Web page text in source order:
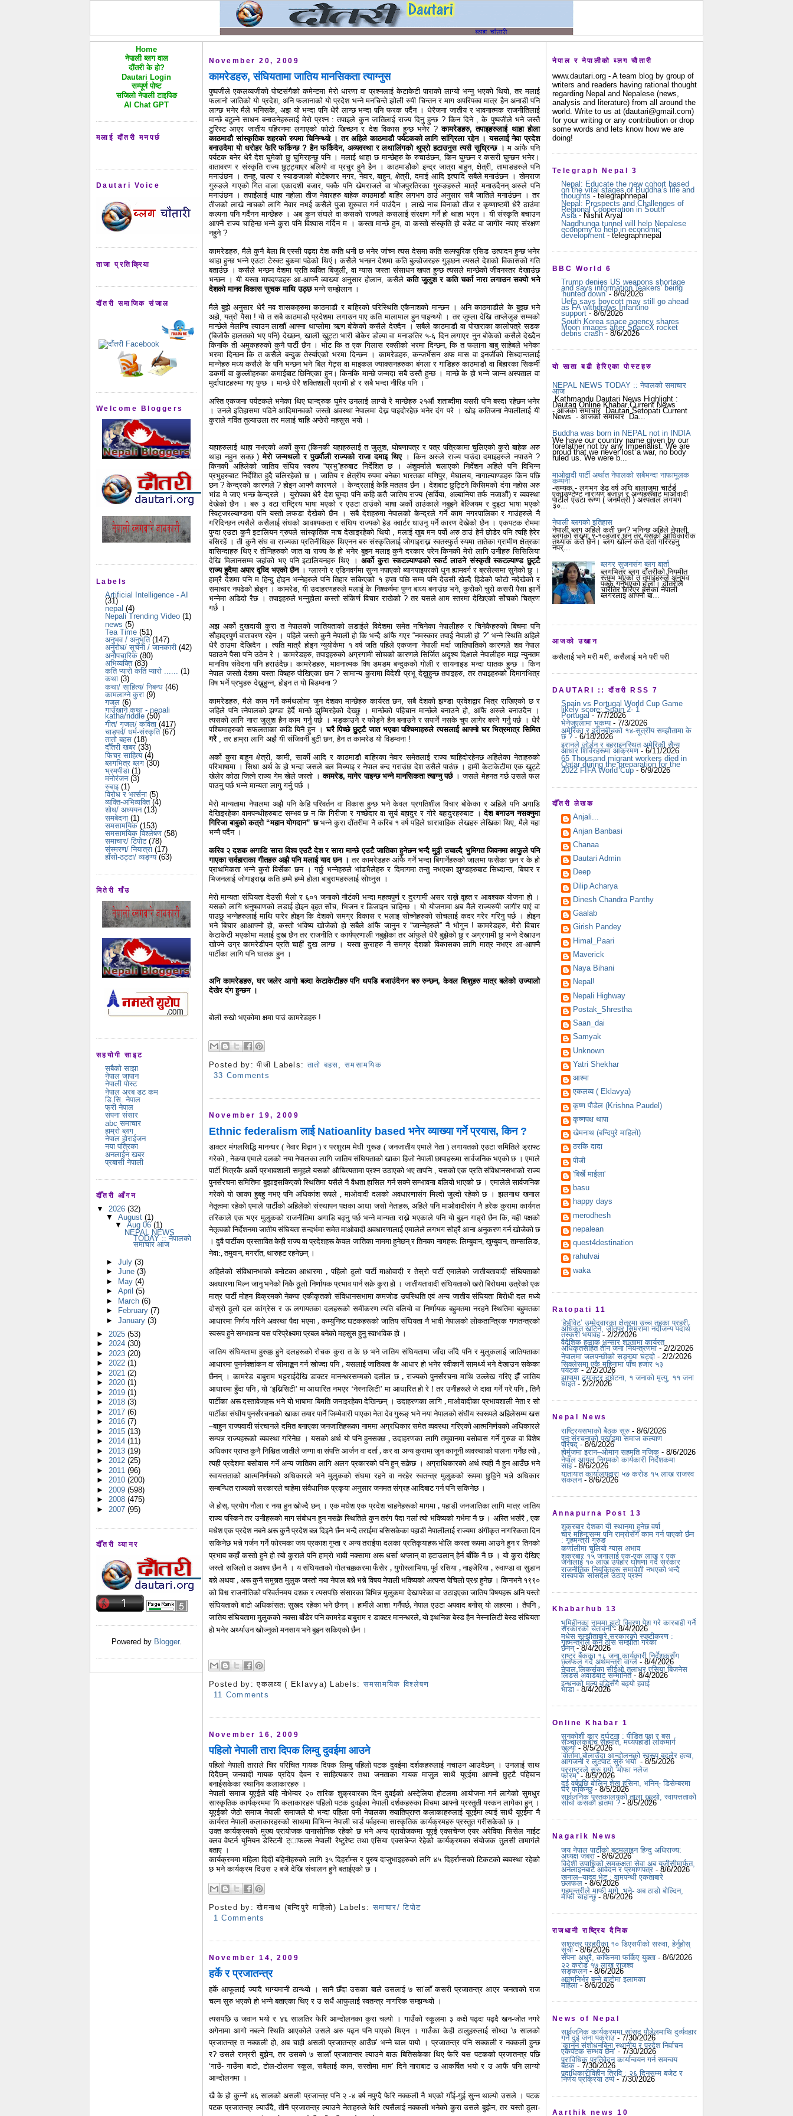
Home
नेपाली ब्लग वाल
दौंतरी के हो?
Dautari Login
सम्पूर्ण पोष्ट
सजिलो नेपाली टाइपिङ
AI Chat GPT
मलाई दौंतरी मनपर्छ
Dautari Voice
ताजा प्रतिक्रिया
दौंतरी समाजिक संजाल
Welcome Bloggers
Labels
Artificial Intelligence - AI
(31)
nepal (4)
Nepali Trending Video (1)
news (5)
Tea Time (51)
अनुभव / अनुभूति (147)
अनुरोध/ सूचना / जानकारी (42)
अनौपचारिक (80)
अभिव्यक्ति (83)
कति प्यारो कति प्यारो ...... (1)
कथा (3)
कथा/ साहित्य/ निबन्ध (46)
कामलाग्ने कुरा (9)
गजल (6)
गाउँखाने कथा - nepali
katha/riddle (50)
गीत/ गजल/ कविता (417)
चाडपर्व/ धर्म-संस्कृति (67)
तातो बहस (18)
दौँतरी खबर (33)
फिचर साहित्य (4)
ब्लगभित्र ब्लग (30)
भ्रमपीडा (1)
मनोरंजन (3)
रुबाइ (1)
विरोध र भर्त्सना (5)
व्यक्ति-अभिव्यक्ति (4)
शोध/ अध्ययन (13)
समबेदना (1)
समसामयिक (153)
समसामयिक विश्लेषण (58)
समाचार/ टिपोट (78)
संस्मरण/ नियात्रा (17)
हाँसो-ठट्टा/ व्यङ्ग्य (63)
मितेरी गाँउ
सहयोगी साइट
सबैको साझा
नेपाल जापान
नेपाली पोस्ट
नेपाल अरब डट कम
डि.सि. नेपाल
फ्री नेपाल
सपना संसार
abc समाचार
हाम्रो ब्लग
नेपाल होराईजन
नया पत्रिका
अनलाईन खबर
प्रबासी नेपाली
दौँतरी आँगन
▼ 2026 (32)
▼ August (1)
▼Aug 06(1)
NEPAL NEWS
TODAY :: नेपालको
समाचार आज
► July (3)
► June (3)
► May (4)
► April (5)
► March (6)
►
February (7)
► January (3)
► 2025 (53)
► 2024 (30)
► 2023 (20)
► 2022 (1)
► 2021 (2)
► 2020 (1)
► 2019 (1)
► 2018 (3)
► 2017 (6)
► 2016 (7)
► 2015 (13)
► 2014 (11)
► 2013 (19)
► 2012 (25)
► 2011 (96)
► 2010 (200)
► 2009 (598)
► 2008 (475)
► 2007 (95)
दौँतरी व्यानर
Powered by Blogger.
November 20, 2009
कामरेडहरु, संघियतामा जातिय मानसिकता त्याग्नुस
पुष्पजीले एकलव्यजीको पोष्टसंगैको कमेन्टमा मेरो धारणा वा प्रश्नलाई केटाकेटी पाराको लाग्यो भन्नु भएको थियो, तर मलाई
फलानो जातिको यो प्रदेश, अनि फलानाको यो प्रदेश भन्ने मनचिन्ते झोली रुपी चिन्तन र माग अपरिपक्व मात्र हैन अनाडी पनि
लाग्छ भनेर मैले भनिसके, अझ यो भन्दा पनि धेरै लाग्छ भन्दा पनि फरक पर्दैन । धेरैजना जातीय र भावनात्मक राजनीतिलाई
मान्छे बटुल्ने साधन बनाउनेहरुलाई मेरो प्रश्न : तपाइले कुन जातिलाई राज्य दिनु हुन्छ ? किन दिने , के पुष्पजीले भने जस्तै
टुरिस्ट आएर जातीय पहिरनमा लगाएको फोटो खिच्छन र देश विकास हुन्छ भनेर ?कामरेडहरु, तपाइहरुलाई थाहा होला
काठमाडौ सांस्कृतिक शहरको रुपमा चिनिन्थ्यो । तर अहिले काठमाडौ पर्यटकको लागि सांग्रिला रहेन । यसलाई नेवा प्रदेश
बनाउदैमा यो धरोहर फेरि फर्किन्छ ? हैन फर्किदैन, अव्यवस्था र लथालिंगको थुप्रो हटाउनुस त्यसै सुध्रिन्छ । म आंफै पनि
पर्यटक बनेर धेरै देश घुमेको छु घुमिरहन्छु पनि । मलाई थाहा छ मान्छेहरु के रुचाउंछन, किन घुम्छन र कसरी घुम्छन भनेर।
वातावरण र संस्कृति राज्य छुट्ट्याएर बलियो वा प्रचुर हुने हैन । काठमाडौको इन्द्र जात्रा बाहुन, क्षेत्री, तामाङहरुले पनि
मनाउंछन । तनहु, पाल्पा र स्याङजाको बोटेबजार मगर, नेवार, बाहुन, क्षेत्री, दमाई आदि इत्यादि सबैले मनाउंछन । खेमराज
गुरुङले गाएको गित वाला एकादशी बजार, पक्कै पनि खेमराजले वा भोजपुरतिरका गुरुङहरुले मात्रै मनाउदैनन् अरुले पनि
मनाउंछन । तपाईंलाई थाहा नहोला तीज नेवारहरु बाहेक काठमाडौ बाहिर लगभग ठाउं अनुसार सबै जातिले मनाउंछन । तर
तीजको लाखे नाचको लागि नेवार नभई कसैले पुजा शुरुवात गर्न पाउंदैन । लाखे नाच विनाको तीज र कृष्णाष्टमी धेरै ठाउंमा
कल्पना पनि गर्दैनन मान्छेहरु । अब कुन संघले वा कसको राज्यले कसलाई संरक्षण गर्ने हो थाहा भएन । यी संस्कृति बचाउन
आफ्नै राज्य चाहिन्छ भन्ने कुरा पनि विश्वास गर्दिन म । कस्ता मान्छे हुन, वा कस्तो संस्कृति हो बजेट वा जागीर नपाए संरक्षण
नहुने ?
कामरेडहरु, मैले कुनै बेला बि एस्सी पढ्दा देश कति धनी छ भनेर जांच्न त्यस देसमा कति सल्फ्युरिक एसिड उत्पादन हुन्छ भनेर
थाहा हुन्छ भन्ने एउटा टेस्क्ट बुकमा पढेको थिएं। कसैले भन्छन देशमा कति बुल्डोजरहरु गुड्छन त्यसले देशको विकासको गति
बताउंछ । कसैले भन्छन देशमा प्रति व्यक्ति बिजुली, वा ग्यास जस्ता संसाधन खपत हुन्छ त्यसले मान्छेको जीवनस्तर देखाउंछ
भन्छन । यी यस्ता मापदण्डहरु आ-आफ्नै व्याख्या अनुसार होलान, कसैलेकति जुलुश र कति चर्का नारा लगाउन सक्यो भने
देशको मानव विकास सुचक माथि उठ्छ भन्ने सम्झेलान ।
मैले बुझे अनुसार धेरै नव शासकहरुमा काठमाडौ र बाहिरको परिस्थिति एकैनाशको मान्छन । अनि काठमाडौले के बुझ्छ भने
अहो, यत्रो पैसा ! यो त सबै काठमाडौ प्रदेशमा लगाउन पाए कति मालामाल हुन पाइन्थ्यो । तर जुम्ला देखि ताप्लेजुङ सम्मको
मान्छेले मेलम्चि ल्याउन लाखौं आफ्ना थाप्लोमा ऋण बोकेको कसैले देख्दैन । सबैले काठमाडौ वा पोखराका कालोपत्रे सडक
(बिजोकै हालतको भए पनि) देख्छन, खाली खुट्टा भारी बोकेर डोल्पा वा मनाङतिर ५-६ दिन लगाएर नुन बोकेको कसैले देख्दैन
किनकि ती अमुकहरुको कुनै पार्टी छैन । भोट कि त एक गिलास रक्सीको भरमा दिन्छन, कि त फलाना बाबु साहेबले भनेका
भरमा दिन्छन कि त कसैले बन्दुक तेर्स्याएको भरमा दिन्छन । कामरेडहरु, कन्जर्भेसन अफ मास वा इनर्जीको सिध्दान्तलाई
मान्नेहरु मध्य कसैले के पनि भन्छन भने बिल गेट्स वा माइकल ज्याक्सनहरुका बंगला र गाडिहरु काठमाडौ वा बिहारका सिकर्मी
डकर्मी वा कुल्लीहरुका कमाईबाट छिनिएका हुन। किनकि मान्छे जन्मदा सबै उस्तै हुन्छ । मान्छे के हो भन्ने जान्न अस्पताल वा
मुर्दाघाटहरुमा गए पुग्छ । मान्छे धेरै शक्तिशाली प्राणी हो र सबै भन्दा नीरिह पनि ।
अस्ति एकजना पर्यटकले भनेका थिए घान्द्रुक घुमेर उनलाई लाग्यो रे मान्छेहरु २१औं शताब्दीमा यसरी पनि बस्दा रहेछन भनेर
। उनले इतिहासमा पढिने आदिमानवको जस्तो अवस्था नेपालमा देख्न पाइदोरहेछ भनेर दंग परे । खोइ कतिजना नेपालीलाई यी
कुराले गर्वित तुल्याउला तर मलाई चाहि अप्ठेरो महसुस भयो ।
यहाहरुलाई थाहा नभएको अर्को कुरा (किनकी यहाहरुलाई त जुलुश, घोषणापत्र र पत्र पत्रिकामा चुलिएको कुरो बाहेक अरु
थाहा नहुन सक्छ )मेरो जन्मथलो र पुर्ख्यौली राज्यको राजा दमाइ थिए। किन अरुले राज्य पाउंदा दमाइहरुले नपाउने ?
किनकी अहिलेको जातिय संघिय स्वरुप “प्रभु”हरुबाट निर्देशित छ । अंशुवर्माले चलाएको निर्देशन अहिले पनि विभिन्न
प्रभुहरुबाट निर्देशित हुदै चलिरहेको छ । जातिय र क्षेत्रीय रुपमा बनेका भारतका मणिपुर, मेघालय, नागाल्याण्डहरु किन पछि
छन ? केन्द्रको कारणले ? होइन आफ्नै कारणले । केन्द्रलाई केहि मतलव छैन । देशबाट छुट्टिने किसिमको दंगा नहोस अरु
भांड मे जाए भन्छ केन्द्रले । युरोपका धेरै देश घुम्दा पनि कहि कतै जातिय राज्य (सर्विया, अल्बानिया तर्फ नजाऔं) र व्यवस्था
देखेको छैन । बरु ३ वटा राष्ट्रिय भाषा भएको र एउटा ठाउंको भाषा अर्को ठाउंकाले नबुझ्ने बेल्जियम र दुइटा भाषा भएको
स्विट्जरल्याण्डमा पनि यस्तो लफडा देखेको छैन । सबै देशहरुमा नेपालको केन्द्रले गर्ने काम नगरपालिका र गाउंहरुले नै
गरिदिन्छन त्यसैले कसैलाई संघको आवश्यकता र संघिय राज्यको हेड क्वार्टर धाउनु पर्ने कारण देखेको छैन । एकपटक रोममा
पुग्दा एउटा कुनै इटालियन ग्रुपले सांस्कृतिक नाच देखाइरहेको थियो , मलाई खुब मन पर्यो अरु ठाउं हेर्न छोडेर पनि त्यहि हेरेर
बसिरहें । ती कुनै संघ वा राज्यका प्रतिनीधिहरु थिएनन बरु संस्कृतिलाई जोगाइराख्न स्वतस्फुर्त रुपमा तातेका ग्रामीण क्षेत्रका
वासिन्दाहरु थिए र तीनिहरुको जात या राज्य के हो भनेर बुझ्न मलाइ कुनै दरकार परेन किनकी मेरो लागि उनीहरु सिसिलिया
देखि मिलानसम्म जहांको भए पनि इटालियनहरु थिए ।अर्को कुरा स्कटल्याण्डको स्कर्ट लाउने संस्कृती स्कटल्याण्ड छुट्टै
राज्य हुदैमा अपार वृध्दि भएको छैन। ग्लास्गो र एडिनवर्गमा सुन्न नपाएको ब्यागपाइपरको धुन ह्यामवर्ग र ब्रसेल्समा सुनेको छु ।
हाम्रै देशमा पनि म हिन्दु होइन भन्नेहरुले पनि तिहार सकिएको १ हप्ता पछि सम्म पनि देउसी खेल्दै हिडेको फोटो नदेखेको र
समाचार नपढेको होइन । कामरेड, यी उदाहरणहरुले मलाई के निश्कर्षमा पुग्न बाध्य बनाउंछ भने, कुरोको चुरो कसरी पैसा झार्ने
भन्नेमा अडिदो रैछ । तपाइहरुले भन्नुहोला कस्तो संकिर्ण विचार राखेको ? तर यसले आम स्तरमा देखिएको सोंचको चित्रण
गर्छ ।
अझ अर्को दुखदायी कुरा त नेपालको जातियताको लडाईले विदेशमा समेत नचिनेका नेपालीहरु र चिनेकैहरुको बिचमा पनि
सौहाद्रपुर्ण वातावरण रहेन । पहिले जस्तो कुनै नेपाली हो कि भन्दै आंफै गएर “नमस्कार तपाई नेपाली हो ?” भन्ने स्थिति अहिले
धेरै ठाउमा देखिदैन । त्यति मात्रै होइन न्युयोर्कमा १ वर्ष जति पहिले एकजना नेपाली मर्दा जातिपातिको कारणले शव नेपाल
पठाउने पैसा पनि उठेन रे । कामरेडहरु, तपाइहरुको अग्रगामी सोचको कारणले सिर्जित अदृश्य दिक्षाले नेपालीहरु माझ न्युनतम
मानविय संवेदना पनि हराउंदैछ। कामरेडहरु, भावनात्मक विष डमडम बन्दुकको गोली र सायनाइड भन्दा घातक हुन्छ । किन
नेपाल जस्तो देशमा यस्ता विषहरु पोखिएका छन ? सामान्य कुरामा विदेशी प्रभू देख्नुहुन्छ तपाइहरु, तर तपाइहरुको दिमागभित्र
विष भर्ने प्रभुहरु देख्नुहुन्न, होइन त यो बिडम्वना ?
कामरेडहरु, मैले काम गर्ने कर्मथलोमा जुन देशका मान्छेहरु कार्यरत छन, सबै देशको झण्डा प्रवेशद्वार भित्र राखिएको छ र
जहिले पनि त्नेपालको झण्डा हेर्दै मान्छे झुम्मिरहेको देख्छु । मान्छेको पहिचान मान्छेले बनाउने हो, आंफै अरुले बनाउदैन ।
त्यसको लागि नारा जुलुश हैन काम गर्नु पर्छ । भड्काउने र फोड्ने हैन बनाउने र सपार्ने नसके चुप लागेर बस्ने गर्नु पर्छ । धेरै
पश्चिमाहरुको सफलताका कडि यिनै हुन ।घरै पिच्छे छुट्टै जात भएका पश्चिमाहरुले त्यसलाई आफ्नो घर भित्रमात्र सिमित
गरे, तर हाम्रा लागि अझै यी संजिवनी बुटी छन, हैन त कामरेड यो विडम्वना !
अर्को कुरा बाहुन क्षेत्री, कामी, सार्की आदि र काठमाडौ बाहिरका नेवार समेतलाई राज्य चाहिदोरहेनछ अहिलेका नेताहरुको
परिभाषामा । सिधा अर्थ के हो भन्दा जसले बल मिच्याइ र नेपाल बन्द गराउंछ देश उसैले पाउंछ । हामी केटाकेटीमा एक खुट्टे
खेलेर कोठा जित्ने राज्य गेम खेले जस्तो ।कामरेड, मागेर पाइन्छ भन्ने मानसिकता त्याग्नु पर्छ। जसले मेहनत गर्छ उसले फल
पाउनु पर्छ भन्ने मान्यता लागु गर्नु पर्छ ।
मेरो मान्यतामा नेपालमा अझै पनि केहि परिवर्तन वा विकास हुन्छ भने केवल प्रगतिशील विचार बोकेका र अहिले पनि अगाडि
देखिइरहेका वामपन्थीहरुबाट सम्भव छ न कि गिरीजा र गच्छेदार वा सुर्य बहादुर र गोरे बहादुरहरुबाट ।देश बनाउन नसक्नुमा
गिरिजा बाबुको कत्रो “महान योगदान” छभन्ने कुरा दौंतरीमा नै करिब १ वर्ष पहिले धारावाहिक लेखहरु लेखिका थिए, मैले यहा
भन्नै पर्दैन ।
करिव २ दशक अगाडि सारा विश्व एउटै देश र सारा मान्छे एउटै जातिका हुनेछन भन्दै मुठ्ठी उचाल्दै भुमिगत जिवनमा आफुले पनि
गाएका सर्वहाराका गीतहरु अझै पनि मलाई याद छन । तर कामरेडहरु आंफै गर्ने भन्दा बिगार्नेहरुको जालमा फसेका छन र के हो
प्राथमिकता भन्ने कुरो विर्सेका छन । गर्छु भन्नेहरुले भांडभैलेहरु र दिमागमा तन्तु नभएका झुण्डहरुबाट सिध्दान्त, बिचार र
भिजनलाई जोगाइराख्न कति हम्मे हम्मे होला बाबुरामहरुलाई सोध्नुस ।
मेरो मान्यता संघियता देउसी भैलो र ६०१ जनाको नौटंकी भन्दा महत्वपुर्ण र दुरगामी असर राख्ने वृहत र आवश्यक योजना हो ।
यसको लागि धनुषवाणको लडाई होइन वृहत सोंच, भिजन र डिजाइन चाहिन्छ । यो योजनामा अब मैले राज्यरुपी जागीर पाएं वा
पाउछु भन्नेहरुलाई माथि पारेर होइन कि देशको समग्र विकास र भलाइ सोच्नेहरुको सोचलाई कदर गरेर गरिनु पर्छ । होइन
भने बिचार आआफ्नो हो, कस्तो भविष्य खोजेको हो सबैले आंफै जानुन र “जान्नेहरुले” नै भोगुन ! कामरेडहरु, मेरो विचार
केटाकेटी भएकोमा मलाई दुख छैन तर राजनीति र कार्यप्रणाली नबुझेका तर आंफुले धेरै बुझेको छु र अग्रगामी छु भन्ने देखाउन
खोज्ने उग्र कामरेडीपन प्रति चाहीं दुख लाग्छ । यस्ता कुराहरु नै समग्र देशको विकासका लागि मात्र नभएर आ-आफ्नै
पार्टीका लागि पनि घातक हुन ।
अनि कामरेडहरु, घर जलेर आगो बल्दा केटाकेटीहरु पनि थपडि बजाउंदैनन बरु रुन्छन, केवल शिशुहरु मात्र बलेको उज्यालो
देखेर दंग हुन्छन ।
बोली रुखो भएकोमा क्षमा पाउं कामरेडहरु !
Posted by:पीजी Labels:तातो बहस ,समसामयिक
33 Comments
November 19, 2009
Ethnic federalism लाई Natioanlity based भनेर व्याख्या गर्ने प्रयास, किन ?
डाक्टर मंगलसिद्धि मानन्धर ( नेवार विद्वान ) र परशुराम मेघी गुरूङ ( जनजातीय एमाले नेता ) लगायतको एउटा समितिले ड्राफ्ट
गरेको , नेकपा एमाले दलको नया नेपालका लागि जातिय संघियताको खाका हिजो नेपाली छापाहरूमा सार्वजनिक भएको छ । एमाले
पार्टी भित्रकै अर्को प्रभावशाली समूहले यसको औचित्यतामा प्रश्न उठाएको भए तापनि , यसको एक प्रति संविधानसभाको राज्य
पुनर्संरचना समितिमा बुझाइसकिएको स्थितिमा यसैले नै वैधता हासिल गर्न सक्ने सम्भावना बलियो भाएको छ । एमालेले सार्वजनिक
गरेको यो खाका हुबहु नभए पनि अधिकांश रूपले , माओवादी दलको अवधारणासंग मिल्दो जुल्दो रहेको छ । झलनाथ खनाल
नेतृत्वमा रहेको एमाले पार्टीको अहिलेको संस्थापन पक्षका आधा जसो नेताहरू, अहिले पनि माओवादीसंग नै हरेक कुरामा कार्यगत
तरिकाले एक भएर मुलुकको राजनीतिमा अगाडि बढ्नु पर्छ भन्ने मान्यता राख्ने भएकाले पनि यो बुझ्न गाह्रो छैन कि, यही पक्षको
नेतृत्वको निर्देशनमा जातीय संघियता सन्दर्भमा समेत माओवादी अवधारणालाई एमालेले लगभग सोह्रै आना अनुकरण गर्न खोजेको छ
। दुवै पार्टीका प्रस्तावित केही राज्य वा प्रदेशहरू केवल जातिका नाममा हुनेछन् र तिनका नामहरू: लिम्बुवान, खुम्बुवान, ताम्सालिङ,
नेवा:, तमुवान, मगराँत, थारुहट रहनेछन् ।
अहिलेको संविधानभाको बनोटका आधारमा , पहिलो ठूलो पार्टी माओवादी र तेस्रो पार्टी एमालेको जातीयतावादी संघियताको
अवधारणा मिल्न जानु भनेको निकै ठूलो निर्णायक प्रभाव पार्न सक्ने कुरा हो । जातीयतावादी संघियताको खरो बिरोधमा उत्रेको एक
मात्र पार्टी मोहन विक्रमको नेकपा एकीकृतको संविधानसभामा कमजोड उपस्थिति एवं अन्य जातीय संघियता बिरोधी दल मध्ये
दोस्रो ठूलो दल कांग्रेस र ऊ लगायतका दलहरूको समीकरण त्यति बलियो वा निर्णायक बहुमतमा नरहने स्थितिमा बहुमतका
आधारमा निर्णय गरिने अवस्था पैदा भएमा , कम्युनिष्ट घटकहरूको जातिय संघियता नै भावी नेपालको लोकतान्त्रिक गणतन्त्रको
स्वरूप हुने सम्भावना यस परिप्रेक्ष्यमा प्रबल बनेको महसुस हुनु स्वाभविक हो ।
जातिय संघियतामा हुरुक्क हुने दलहरूको रोचक कुरा त के छ भने जातिय संघियतामा जाँदा जाँदै पनि र मुलुकलाई जातियताका
आधारमा पुनर्नक्शांकन वा सीमाङ्कन गर्न खोज्दा पनि , यसलाई जातियता कै आधार हो भनेर स्वीकार्ने सामर्थ्य भने देखाउन सकेका
छैनन् । कामरेड बाबुराम भट्टराईदेखि डाक्टर मानन्धरसम्मको दलील छ , राज्यको पुनर्संरचना माथि उल्लेख गरिए झैँ जातिय
आधारमा हुँदा पनि , यो ‘इथ्निसिटी’ मा आधारित नभएर ‘नेस्नालिटी’ मा आधारित हो रे ! तर उनीहरूले जे दावा गर्ने गरे पनि , तिनै
पार्टीका अरू दस्तावेजहरू भने यो भाषामा बिमति जनाइरहेका देखिन्छन् । उदाहरणका लागि , माओवादीका प्रभावशाली नेता र सो
पार्टीका संघीय पुनर्संरचनाको खाका तयार पार्ने जिम्मेवारी पाएका नेता देव गुरूङ् भने नया नेपालको संघीय स्वरूपले अहिलेसम्म खस
–बाहुन राज्यवादी संरचानले दमित बनाएका जनजातिहरूका नाममा अग्रधिकार समेत व्यवस्था गरिएको आत्मनिर्णयको अधिकारले
सम्पन्न राज्यहरूको व्यवस्था गरिनेछ । यसको अर्थ यो पनि हुनसक्छ , उदाहरणका लागि तमुवानमा बसोवास गर्ने गुरुङ वा विशेष
अधिकार प्राप्त कुनै निश्चित जातीलेजग्गा वा संपत्ति आर्जन वा दर्ता , कर वा अन्य कुरामा जुन कानूनी व्यवस्थाको पालना गर्नेछ त्यो ,
त्यही प्रदेशमा बसोवास गर्ने अन्य जातिका लागि अलग प्रकारको पनि हुन् सक्नेछ । अग्राधिकारको अर्थ त्यही नै हुन आउँछ भने
स्वायत्तताको आत्मनिर्णयको अधिकारले भने मुलुकको संघमा रहने वा नरहेर स्वतन्त्र मुलुकको रूपमा छुट्टिने भन्ने अधिकार
सम्बन्धित राज्यको सरकारले चाहेमा संवैधानिक प्रकृया अनुसार जनमत संग्रह आदिबाट गर्न पनि सकिनेछ ।
जे होस्, प्रयोग नौला र नया हुन खोज्दै छन् । एक मधेश एक प्रदेश चाहनेहरूको मागमा , पहाडी जनजातिका लागि मात्र जातिय
राज्य पस्किने तर उनीहरूको माग संबोधन हुन नसक्ने स्थितिले कुन तरंग पैदा गर्ला त्यो भविष्यको गर्भमा नै छ । अस्ति भर्खरै , एक
मधेश एक प्रदेश नबने अरू कुनै प्रदेश बन्न दिइने छैन भन्दै तराईमा बसिसकेका पहाडी नेपालीलाई राज्यमा अंगीकृत नागरिकता दिन
सकिनेछ भन्ने गर्जन गर्ने फोरमका जय प्रकाश गुप्ता र अन्य तराईया दलका प्रतिकृयाहरू भोलि कस्ता रूपमा आउने हुन र तिनको
प्रभाव कहाँ कस्तो हुने हो त्यो कुराले पनि हाम्रो भावी नक्सामा अरू धर्सा थप्लान् वा हटाउलान् हेर्न बाँकि नै छ । यो कुरा देखिए
जस्तो सजिलो त अवश्य छैन नै । य संघियताको गोलचक्ककरमा फँसेर , युगोस्लाभिया, पूर्व रसिया , नाइजेरिया , रुवाण्डा वा सुडान
बन्ने अथवा , अरू कुनै समुन्नत मुलुक जस्तो नया नेपाल बन्ने भन्ने विषय नेपाली भविष्यको अत्यन्त पेचिलो प्रश्न हुनेछ । किनभने १९९०
को विश्व राजनीतिको परिवर्तनमय दशक र त्यसपछि संसारका बिभिन्न मुलुकमा देखापरेका वा उठाइएका जातिय विषयहरू अनि यस्तो
संघियताको बाटो अधिकांसत: सुखद रहेका भने छैनन् । हामीले आशा गर्नैपर्छ, नेपाल एउटा अपवाद बनोस् यो लहरमा । तैपनि ,
जातिय संघियतामा मुलुकको नक्सा बाँडेर पनि कामरेड बाबुराम र डाक्टर मानन्धरले, यो इथनिक बेस्ड हैन नेस्नालिटी बेस्ड संघियता
हो भनेर अर्थ्याउन खोज्नुको मनसाय भने बुझ्न सकिएको छैन ।
Posted by:एकलव्य ( Eklavya) Labels:समसामयिक विश्लेषण
11 Comments
November 16, 2009
पहिलो नेपाली तारा दिपक लिम्वु दुवईमा आउने
पहिलो नेपाली ताराले चिर परिचित गायक दिपक लिम्बु पहिलो पटक दुवईमा दर्शकहरुलाई नचाउन आउदैछन् । उनलाई साथ
दिदैछन् जनवादी गायक प्रदिप देवन र साहित्यकार तथा जनताका गायक माजुल साथै यूएईमा आफ्नो छुट्टै पहिचान
बनाईसकेका स्थानिय कलाकारहरु ।
नेपाली समाज यूएईले यहि नोभेम्वर २० तारिक शुक्रवारका दिन दुवईको अस्टे्लिया होटलमा आयोजना गर्न लागेको सुमधुर
सास्कृतिक कार्यक्रममा यि कलाकारहरु पहिलो पटक दुवईका नेपाली दर्शकहरुका विचमा आफ्नो प्रस्तुती पस्कन लागेका हुन् ।
यूएईको जेठो समाज नेपाली समाजले यो भन्दा पहिला पनी नेपालका ख्यातिप्राप्त कलाकाहरुलाई यूएईमा ल्याई साथै यूएईमा नै
कार्यरत नेपाली कलाकारहरुको साथमा विभिन्न नेपाली चार्ड पर्वहरुमा सास्कृतिक कार्यक्रमहरु प्रस्तुत गरीसकेको छ ।
उक्त कार्यक्रमको मुख्य प्रायोजक पानासोनिक रहेको छ भने अन्य प्रायोजकमा यूएई एक्सचेन्ज एयर अरेविया सिसेल नाईट
क्लव वेष्टर्न यूनियन डेस्टिनी ट्ाफल्स नेपाली रेष्टुरेष्ट तथा एसिया एक्सचेन्ज रेहेको कार्यक्रमका संयोजक तुलसी तामागंले
बताए ।
कार्यक्रममा महिला दिदी बहिनीहरुको लागि ३५ दिहर्राम्स र पुरुष दाजुभाइहरुको लगि ४५ दिहर्राम्सको टिकटको ब्यवस्था रहेको
छ भने कार्यक्रम दिउस २ बजे देखि संचालन हुने बताईएको छ ।
Posted by:खेमनाथ (बन्दिपुरे माहिलो) Labels:समाचार/ टिपोट
1 Comments
November 14, 2009
हर्के र प्रजातन्त्र
हर्के आफूलाई ज्यादै भाग्यमानी ठान्थ्यो । सानै छँदा उसका बाले उसलाई ७ सा’लाँ कसरी प्रजातन्त्र आएर जनताको राज
चल्न सुरु भएको हो भन्ने बताएका थिए र उ सधैं आफुलाई स्वतन्त्र नागरिक सम्झन्थ्यो ।
त्यसपछि उ जवान भयो र ४६ सालतिर फेरि आन्दोलनका कुरा चल्यो । गाउँको स्कूलमा ३ कक्षे पढ्दा पढ्दै खन-जोत नगरे
अगेनामा आगो नबल्ने स्थिति आएकोले उसले अरु पढ्न पनि पाएको थिएन । गाउँका केही ठालुहरुलाई सोध्दा ‘७ सालको
प्रजातन्त्र त नक्कली हो, अब चाही असली प्रजातन्त्र आउँछ’ भन्ने चाल पायो । प्रजातन्त्र पनि सक्कली र नक्कली हुन्छ
र? उसले राम्ररी बुझेन, तर उसको ७ सालाँ प्रजातन्तर ल्याउने बाऊ बितिसकेका थिए फेरि यस पटकको प्रजातन्त्र पछि
‘गाउँ- गाउँमा बाटो, टोल-टोलमा स्कूल, सबैलाई काम, सस्तोमा माम’ दिने नाराबाट उ आकर्षित भयो र उ आफैं पनि लाग्यो
आन्दोलनमा ।
खै के हो कुन्नी ४६ सालको असली प्रजान्त्र पनि २ -४ बर्ष नपुग्दै फेरि नक्कली नै भएको गाँई-गुई सुन्न थाल्यो उसले । पटक
पटक प्रजातन्त्र ल्याउँदै, तीनै प्रजातन्त्र ल्याउने नेताहरुले फेरि त्यसैलाई नक्कली भनेको कुरा उसले बुझेन, तर यस्तो ठूला-
नेपाल र नेपालीको ब्लग चौतारी
www.dautari.org - A team blog by group of
writers and readers having rational thought
regarding Nepal and Nepalese (news,
analysis and literature) from all around the
world. Write to us at (dautari@gmail.com)
for your writing or any contribution or drop
some words and lets know how we are
doing!
Telegraph Nepal 3
Nepal: Educate the new cohort based
on the vital stages of Buddha’s life and
thoughts - telegraphnepal
Nepal: Prospects and Challenges of
Regional Cooperation in South
Asia- Nishit Aryal
Nagdhunga tunnel will help Nepalese
economy to help in economic
development - telegraphnepal
BBC World 6
Trump denies US weapons shortage
and says information 'leakers' being
'hunted down' - 8/6/2026
Uefa says boycott may still go ahead
as FA withdraws Infantino
support - 8/6/2026
South Korea space agency shares
Moon images after SpaceX rocket
debris crash- 8/6/2026
यो साता बढी हेरिएका पोस्टहरु
NEPAL NEWS TODAY :: नेपालको समाचार
आज
Kathmandu Dautari News Highlight :
Dautari Online Khabar Current News
- आजको समाचार Dautari Setopati Current
News - आजको समाचार Da...
Buddha was born in NEPAL not in INDIA
We have our country name given by our
forefather not by any Imperialist. We are
proud that we never lost a war, no body
ruled us. We were b...
माओवादी पार्टी अर्थात नेपालको सबैभन्दा नाफामूलक
कम्पनी
-सम्यक - लगभग डेढ वर्ष अघि बालाजुमा चार्टर्ड
एकाउण्टेण्ट नारायण बजाज र अन्यहरूबाट माओवादी
पार्टीले एउटा रूग्ण ( जनमैत्री ) अस्पताल लगभग
३०...
नेपाली ब्लगको इतिहास
नेपाली ब्लग अहिले कती छन? भनिन्छ अहिले नेपाली
ब्लगको संख्या ९-१०हजार छन् तर यसको आधिकारीक
तथ्यांक कतै छैन। ब्लग खोल्न कतै दर्ता गरिरहनु
नपर्...
ब्लगर सुजनसंग ब्लग बार्ता
ब्लगभित्र ब्लग दौंतरीको नियमीत
स्तम्भ भएको त तपाइहरुले अनुभव
पक्कै गर्नुभएको होला। दौतरीले
चारैतिर छरिएर बसेका नेपाली
ब्लगरलाइ आफ्नो बा...
आजको उखान
कसैलाई भने मरी मरी, कसैलाई भने परी परी
DAUTARI :: दौंतरी RSS 7
Spain vs Portugal World Cup Game
likely score: Spain 2- 1
Portugal - 7/7/2026
भेनेजुएलामा भूकम्प- 7/3/2026
अमेरिका र इरानबीचको १४-सूत्रीय सम्झौतामा के
छ ? - 6/18/2026
इरानले जोर्डन र बहराइनस्थित अमेरिकी सैन्य
आधार शिविरहरूमा आक्रमण- 6/11/2026
65 Thousand migrant workers died in
Qatar during the preparation for the
2022 FIFA World Cup - 6/9/2026
दौँतरी लेखक
Anjali...
Anjan Banbasi
Chanaa
Dautari Admin
Deep
Dilip Acharya
Dinesh Chandra Panthy
Gaalab
Girish Pandey
Himal_Paari
Maverick
Naya Bihani
Nepal!
Nepali Highway
Postak_Shrestha
Saan_dai
Samyak
Unknown
Yatri Shekhar
आश्मा
एकलव्य ( Eklavya)
कृष्ण पौडेल (Krishna Paudel)
कृष्णपक्ष थापा
खेमनाथ (बन्दिपुरे माहिलो)
ठरकि दादा
पीजी
'बिर्खे माईला'
basu
happy days
merodhesh
nepalean
quest4destination
rahulvai
waka
Ratopati 11
‘हेभीवेट’ उम्मेदवारका क्षेत्रमा उच्च तहका प्रहरी
अधिकृत खटिने, जीतपुर सिमरामा नदीजन्य पदार्थ
तस्करी भयावह- 2/2/2026
वैदेशिक हुलाक भन्सार शाखामा कार्यरत
अधिकृतसहित तीन जना नियन्त्रणमा - 2/2/2026
नेपालमा जलपन्छीको सङ्ख्या घट्दो - 2/2/2026
सिक्लेसमा एकै महिनामा पाँच हजार ५३
पर्यटक - 2/2/2026
झापामा ट्र्याक्टर दुर्घटना, १ जनाको मृत्यु, ११ जना
घाइते- 2/2/2026
Nepal News
राष्ट्रियसभाको बैठक सुरु- 8/6/2026
पुन:संरचनाको पर्खाइमा समाज कल्याण
परिषद् - 8/6/2026
होर्मुजमा इरान–ओमान सहमति नजिक - 8/6/2026
नेपाल आयल निगमको कार्यकारी निर्देशकमा
साह- 8/6/2026
यातायात कार्यालयद्वारा ५७ करोड १५ लाख राजस्व
संकलन- 8/6/2026
Annapurna Post 13
शुक्रबार देशका यी स्थानमा हुनेछ वर्षा
चार महिनासम्म पनि राम्रोसँग काम गर्न पाएको छैन
: गृहमन्त्री गुरुङ
कर्णालीमा चुलियो ग्यास अभाव
शुक्रबार १५ जनालाई एक-एक लाख र एक
जनालाई १० लाख उपहार घोषणा गर्दै सरकार
राजनीतिक नियुक्तिहरू समावेशी नभएको भन्दै
रास्वपाकै सांसदले उठाए प्रश्न
Khabarhub 13
भूमिहीनका नाममा झूटो विवरण पेश गरे कारबाही गर्ने
सरकारको चेतावनी- 8/4/2026
मधेस सम्झौताबारे सरकारको स्पष्टीकरण :
गृहमन्त्रीले कुनै ठोस सम्झौता गरेका
छैनन्- 8/4/2026
राष्ट्र बैंकका १८ जना कार्यकारी निर्देशकसँग
छलफल गर्दै अर्थमन्त्री वाग्ले - 8/4/2026
नेपाल लिकर्सका सीईओ तुलाधर एसिया बिजनेस
लिडर्स अवार्डबाट सम्मानित- 8/4/2026
इन्धनको मूल्य वृद्धिसँगै बढ्यो हवाई
भाडा- 8/4/2026
Online Khabar 1
सुनकोशी कार दुर्घटना : पीडित पक्ष र बस
सञ्चालकबीच सहमति, मध्यपहाडी लोकमार्ग
खुल्यो - 8/5/2026
‘वार्तामा बोलाउँदा आन्दोलनको स्वरूप बदलेर हत्या,
आगजनी र लुटपाट सुरु भयो’ - 8/5/2026
परराष्ट्रले सुरु गर्‍यो ‘मोफा नलेज
फोरम’- 8/5/2026
दुई वर्षपछि बोलिन शेख हसिना, भनिन्- डिसेम्बरमा
घर फर्किन्छु- 8/5/2026
सार्वजनिक पुस्तकालयको ताला खुल्यो, स्वायत्तताको
साँचो कसको हातमा ? - 8/5/2026
Nagarik News
जय नेपाल पार्टीको बटमलाइन हिन्दु अधिराज्य:
अध्यक्ष जबरा - 8/6/2026
विदेशी उपाधिको समकक्षता सेवा अब यूजीसीमार्फत,
अनलाइनबाटै आवेदन र प्रमाणपत्र - 8/6/2026
खनाल–यादव भेट : वामपन्थी एकताबारे
छलफल - 8/6/2026
गृहमन्त्रीले माफी मागे, भने- अब ठाडो बोल्दिन,
माफी चाहान्छु- 8/6/2026
राजधानी राष्ट्रिय दैनिक
सशस्त्र प्रहरीका १० डिएसपीको सरुवा, हेर्नुहोस्
सूची - 8/6/2026
सपना अधुरै, कफिनमा फर्किए युक्ता - 8/6/2026
२२ करोड १७ लाख राजश्व
सङ्कलन- 8/6/2026
आत्मनिर्भर बन्ने बाटोमा इलामका
महिला - 8/6/2026
News of Nepal
सार्वजनिक कार्यक्रममा सांसद पौडेलमाथि दुर्व्यवहार
गर्ने दुई जना पक्राउ - 7/30/2026
‘कानुन संशोधनबिना स्थानीय र प्रदेश निर्वाचन
एकैपटक सम्भव छैन’ - 7/30/2026
प्राविधिक प्रतिवेदन कार्यान्वयन गर्न समन्वय
बैठक- 7/30/2026
पदाधिकारीविहीन त्रिवि : २६ दिनसम्म बजेट र
निर्णय प्रक्रिया ठप्प- 7/30/2026
Aarthik news 10